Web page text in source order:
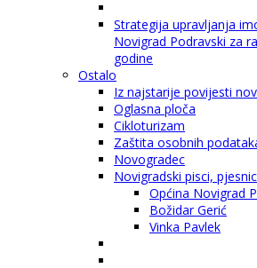
Strategija upravljanja
Novigrad Podravski za
godine
Ostalo
Iz najstarije povijesti
Oglasna ploča
Cikloturizam
Zaštita osobnih
Novogradec
Novigradski pisci,
Općina Novigrad
Božidar Gerić
Vinka Pavlek